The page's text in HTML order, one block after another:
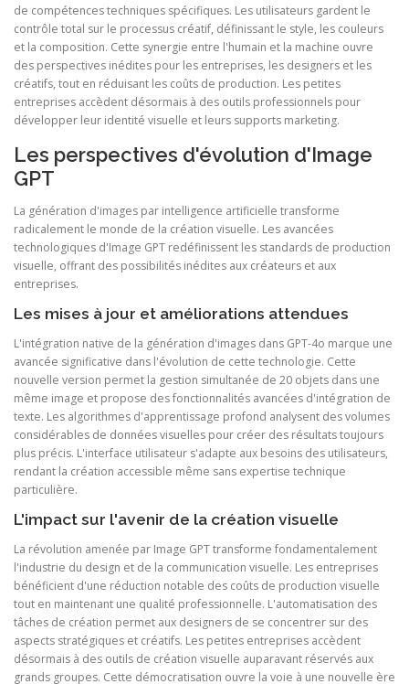
de compétences techniques spécifiques. Les utilisateurs gardent le
contrôle total sur le processus créatif, définissant le style, les couleurs
et la composition. Cette synergie entre l'humain et la machine ouvre
des perspectives inédites pour les entreprises, les designers et les
créatifs, tout en réduisant les coûts de production. Les petites
entreprises accèdent désormais à des outils professionnels pour
développer leur identité visuelle et leurs supports marketing.
Les perspectives d'évolution d'Image
GPT
La génération d'images par intelligence artificielle transforme
radicalement le monde de la création visuelle. Les avancées
technologiques d'Image GPT redéfinissent les standards de production
visuelle, offrant des possibilités inédites aux créateurs et aux
entreprises.
Les mises à jour et améliorations attendues
L'intégration native de la génération d'images dans GPT-4o marque une
avancée significative dans l'évolution de cette technologie. Cette
nouvelle version permet la gestion simultanée de 20 objets dans une
même image et propose des fonctionnalités avancées d'intégration de
texte. Les algorithmes d'apprentissage profond analysent des volumes
considérables de données visuelles pour créer des résultats toujours
plus précis. L'interface utilisateur s'adapte aux besoins des utilisateurs,
rendant la création accessible même sans expertise technique
particulière.
L'impact sur l'avenir de la création visuelle
La révolution amenée par Image GPT transforme fondamentalement
l'industrie du design et de la communication visuelle. Les entreprises
bénéficient d'une réduction notable des coûts de production visuelle
tout en maintenant une qualité professionnelle. L'automatisation des
tâches de création permet aux designers de se concentrer sur des
aspects stratégiques et créatifs. Les petites entreprises accèdent
désormais à des outils de création visuelle auparavant réservés aux
grands groupes. Cette démocratisation ouvre la voie à une nouvelle ère